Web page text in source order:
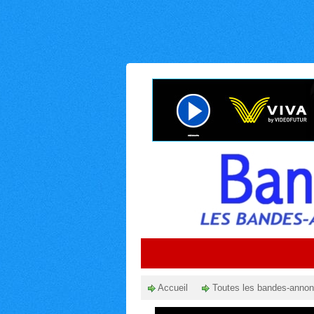
Accueil Toutes les bandes-